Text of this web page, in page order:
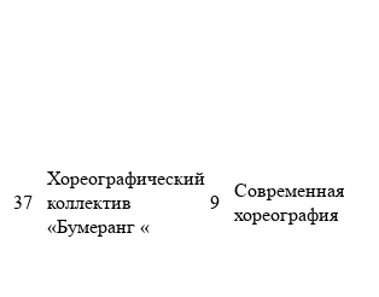
37
Хореографический
коллектив
«Бумеранг «
9
Современная
хореография